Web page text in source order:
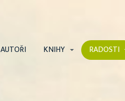
AUTOŘI KNIHY RADOSTI